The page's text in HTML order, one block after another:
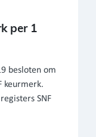
per 1
besloten om
keurmerk.
SNF